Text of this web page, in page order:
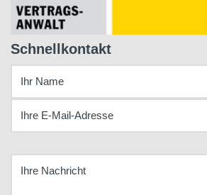
Schnellkontakt